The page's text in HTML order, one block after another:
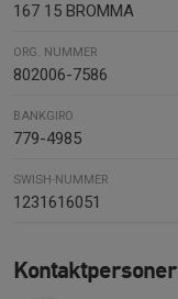
167 15 BROMMA
ORG. NUMMER
802006-7586
BANKGIRO
779-4985
SWISH-NUMMER
1231616051
Kontaktpersoner